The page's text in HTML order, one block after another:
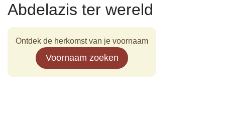
Abdelazis ter wereld
Ontdek de herkomst van je voornaam
Voornaam zoeken